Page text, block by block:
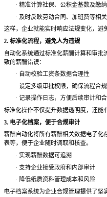
· 精准计算社保、公积金基数及缴纳
· 及时反映劳动合同、加班费等相
这样，企业就能实时响应法规变化，避
2. 标准化流程，避免人为违规
自动化系统通过标准化薪酬计算和审
致的薪酬错误：
· 自动校验工资条数据合理性
· 设定多级审批权限，确保流程合规
· 记录操作日志，方便后续审计和
标准化操作不仅提升数据透明度，还能
3. 电子化档案，便于合规审计
薪酬自动化将所有薪酬相关数据电子化
表等，便于企业随时调取和核查。
· 实现薪酬数据可追溯
· 支持企业接受政府和内部审计
· 降低纸质资料管理成本和风险
电子档案系统为企业合规管理提供了坚